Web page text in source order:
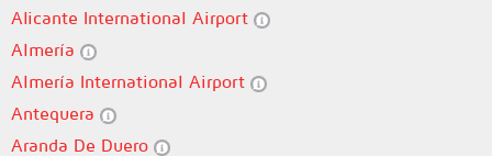
Alicante International Airport
Almería
Almería International Airport
Antequera
Aranda De Duero